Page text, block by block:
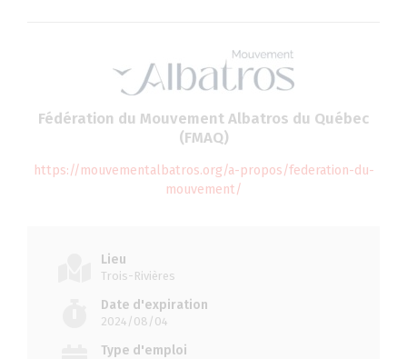
Fédération du Mouvement Albatros du Québec
(FMAQ)
https://mouvementalbatros.org/a-propos/federation-du-
mouvement/
Lieu
Trois-Rivières
Date d'expiration
2024/08/04
Type d'emploi